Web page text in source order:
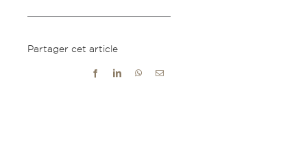
Partager cet article